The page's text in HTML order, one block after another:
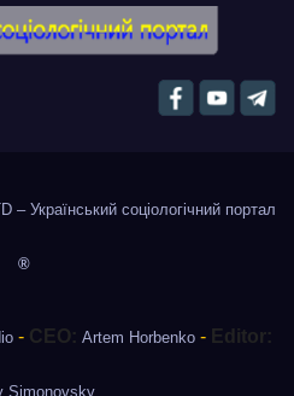
– Український соціологічний портал
®
- CEO: Artem Horbenko - Editor:
Simonovsky